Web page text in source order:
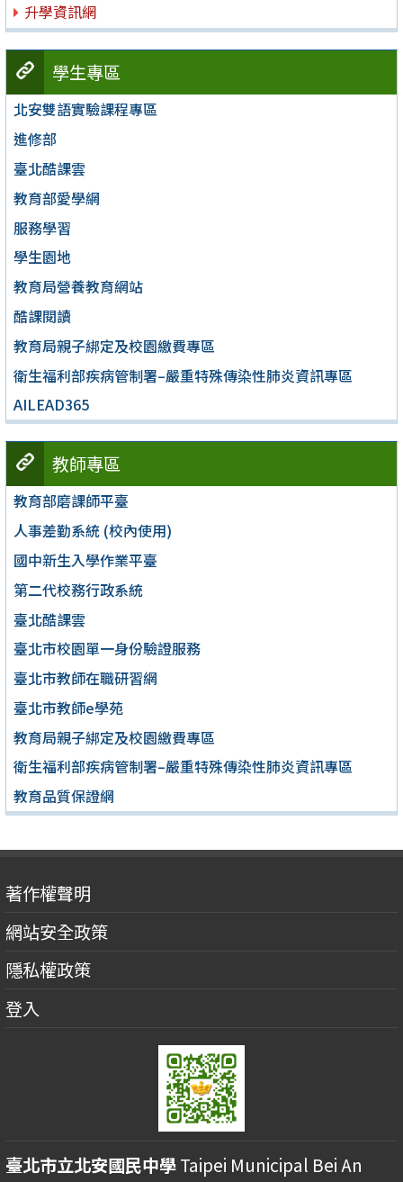
升學資訊網
學生專區
北安雙語實驗課程專區
進修部
臺北酷課雲
教育部愛學網
服務學習
學生園地
教育局營養教育網站
酷課閱讀
教育局親子綁定及校園繳費專區
衛生福利部疾病管制署–嚴重特殊傳染性肺炎資訊專區
AILEAD365
教師專區
教育部磨課師平臺
人事差勤系統 (校內使用)
國中新生入學作業平臺
第二代校務行政系統
臺北酷課雲
臺北市校園單一身份驗證服務
臺北市教師在職研習網
臺北市教師e學苑
教育局親子綁定及校園繳費專區
衛生福利部疾病管制署–嚴重特殊傳染性肺炎資訊專區
教育品質保證網
著作權聲明
網站安全政策
隱私權政策
登入
臺北市立北安國民中學Taipei Municipal Bei An